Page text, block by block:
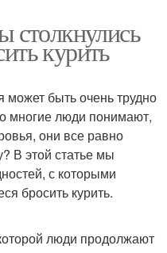
столкнулись
курить
может быть очень трудно
многие люди понимают,
они все равно
В этой статье мы
с которыми
бросить курить.
люди продолжают